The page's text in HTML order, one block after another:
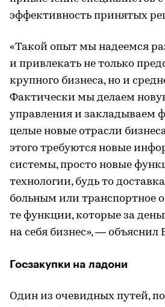
эффективность принятых
«Такой опыт мы надеемся
и привлекать не только
крупного бизнеса, но и
Фактически мы делаем
управления и закладываем
целые новые отрасли
этого требуются новые
системы, просто новые
технологии, будь то
больным или транспортное
те функции, которые за
на себя бизнес», — объяснил
Госзакупки на ладони
Один из очевидных путей,